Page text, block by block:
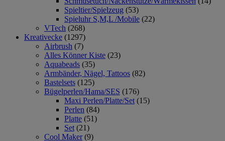
Spieltier/Spielzeug (53)
Spieluhr S,M,L /Mobile (22)
VTech (268)
Kreativecke (1297)
Airbrush (7)
Alles Könner Kiste (23)
Aquabeads (35)
Armbänder, Nägel, Tattoos (82)
Bastelsets (125)
Bügelperlen/Hama/SES (176)
Maxi Perlen/Platte/Set (15)
Perlen (84)
Platte (51)
Set (21)
Cool Maker (9)